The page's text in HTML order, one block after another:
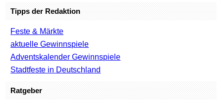
Tipps der Redaktion
Feste & Märkte
aktuelle Gewinnspiele
Adventskalender Gewinnspiele
Stadtfeste in Deutschland
Ratgeber